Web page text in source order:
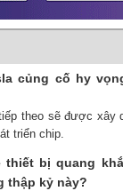
củng cố hy
theo sẽ được xây
triển chip.
thiết bị quang
thập kỷ này?